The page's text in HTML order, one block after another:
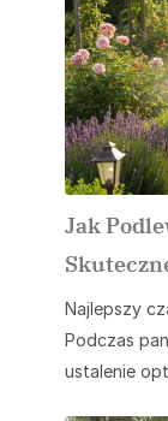
Jak
Najlepszy
Podczas
ustalenie